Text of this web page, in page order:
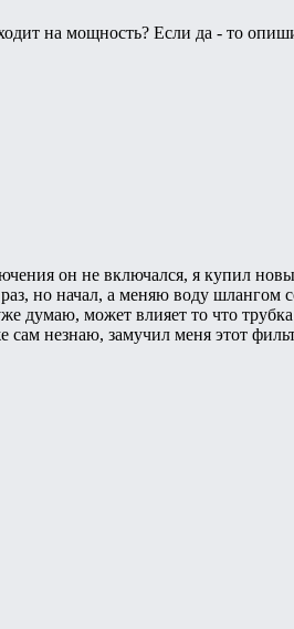
на мощность? Если да - то
он не включался, я купил
но начал, а меняю воду
думаю, может влияет то что
сам незнаю, замучил меня этот